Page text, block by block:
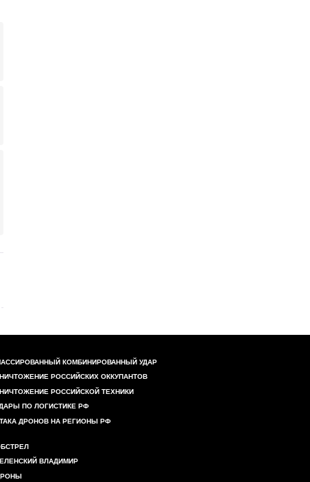
КОМБИНИРОВАННЫЙ УДАР
РОССИЙСКИХ ОККУПАНТОВ
РОССИЙСКОЙ ТЕХНИКИ
ПО ЛОГИСТИКЕ РФ
ДРОНОВ НА РЕГИОНЫ РФ
ВЛАДИМИР